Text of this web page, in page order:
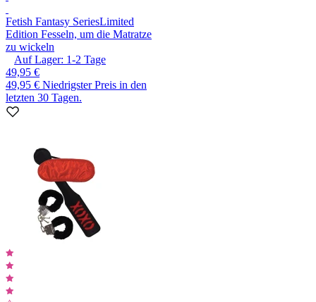
Fetish Fantasy SeriesLimited
Edition Fesseln, um die Matratze
zu wickeln
Auf Lager: 1-2 Tage
49,95 €
49,95 € Niedrigster Preis in den
letzten 30 Tagen.